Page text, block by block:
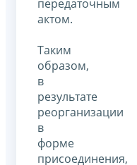
передаточным
актом.
Таким
образом,
в
результате
реорганизации
в
форме
присоединения,